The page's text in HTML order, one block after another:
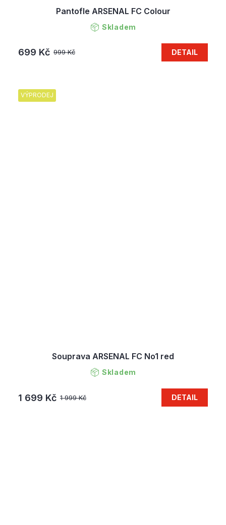
Pantofle ARSENAL FC Colour
Skladem
999 Kč
699 Kč DETAIL
VÝPRODEJ
Souprava ARSENAL FC No1 red
Skladem
1 999 Kč
1 699 Kč DETAIL